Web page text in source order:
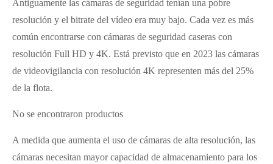
Antiguamente las cámaras de seguridad tenían una pobre
resolución y el bitrate del vídeo era muy bajo. Cada vez es más
común encontrarse con cámaras de seguridad caseras con
resolución Full HD y 4K. Está previsto que en 2023 las cámaras
de videovigilancia con resolución 4K representen más del 25%
de la flota.
No se encontraron productos
A medida que aumenta el uso de cámaras de alta resolución, las
cámaras necesitan mayor capacidad de almacenamiento para los